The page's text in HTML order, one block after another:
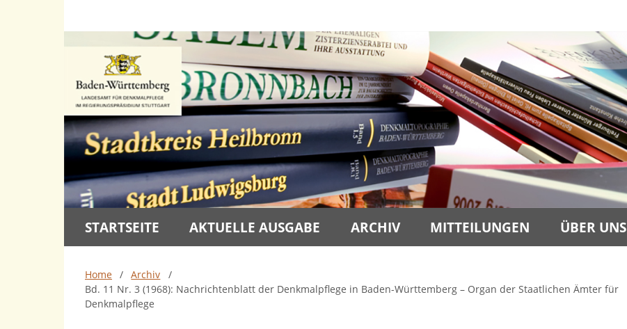
STARTSEITE AKTUELLE AUSGABE ARCHIV MITTEILUNGEN ÜBER UNS
Home / Archiv
/
Bd. 11 Nr. 3 (1968): Nachrichtenblatt der Denkmalpflege in Baden-Württemberg – Organ der Staatlichen Ämter für
Denkmalpflege